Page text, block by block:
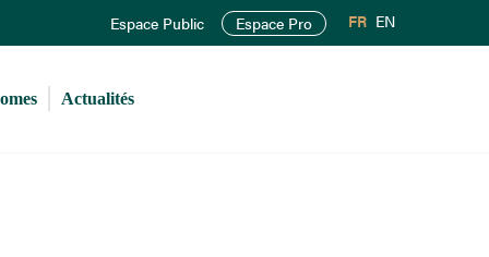
Espace Public Espace Pro FR EN
Actualités